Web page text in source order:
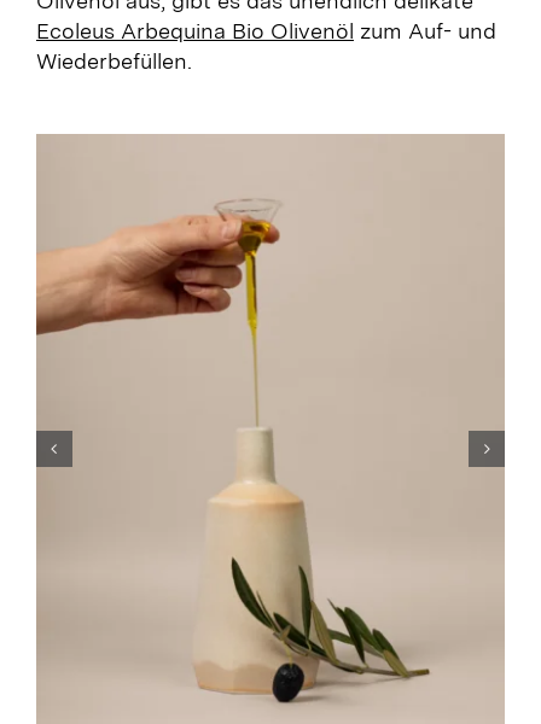
Ecoleus Arbequina Bio Olivenöl zum Auf- und
Wiederbefüllen.